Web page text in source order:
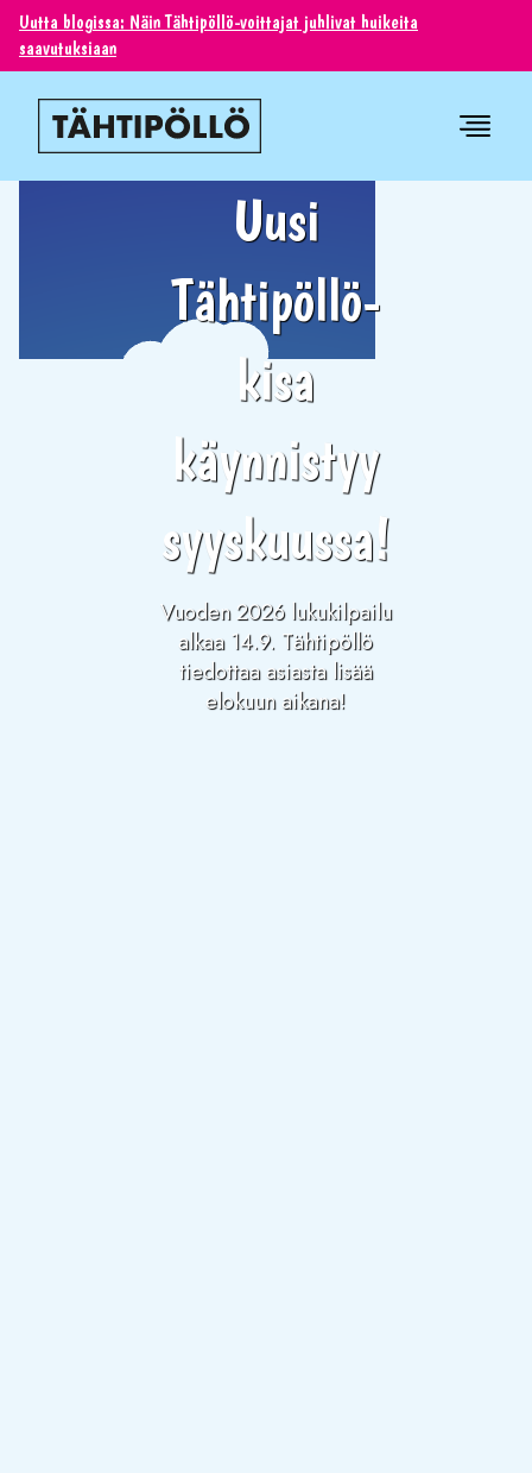
Uutta blogissa: Näin Tähtipöllö-voittajat juhlivat huikeita
saavutuksiaan
Uusi
Tähtipöllö-
kisa
käynnistyy
syyskuussa!
Vuoden 2026 lukukilpailu
alkaa 14.9. Tähtipöllö
tiedottaa asiasta lisää
elokuun aikana!